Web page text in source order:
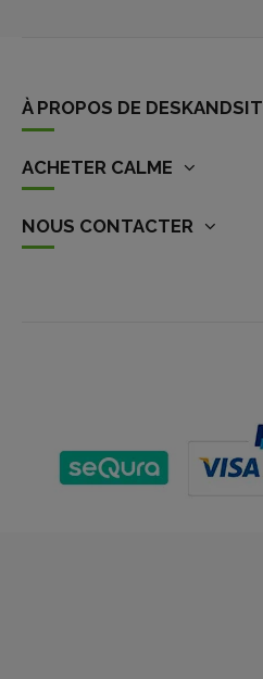
À PROPOS DE DESKANDSIT
ACHETER CALME
NOUS CONTACTER